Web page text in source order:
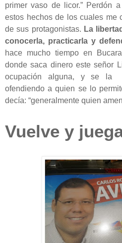
primer vaso de licor.” Perdón
estos hechos de los cuales me
de sus protagonistas. La
conocerla, practicarla y
hace mucho tiempo en
donde saca dinero este señor
ocupación alguna, y se la
ofendiendo a quien se lo
decía: “generalmente quien
Vuelve y